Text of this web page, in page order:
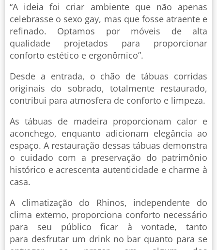
“A ideia foi criar ambiente que não apenas
celebrasse o sexo gay, mas que fosse atraente e
refinado. Optamos por móveis de alta
qualidade projetados para proporcionar
conforto estético e ergonômico”.
Desde a entrada, o chão de tábuas corridas
originais do sobrado, totalmente restaurado,
contribui para atmosfera de conforto e limpeza.
As tábuas de madeira proporcionam calor e
aconchego, enquanto adicionam elegância ao
espaço. A restauração dessas tábuas demonstra
o cuidado com a preservação do patrimônio
histórico e acrescenta autenticidade e charme à
casa.
A climatização do Rhinos, independente do
clima externo, proporciona conforto necessário
para seu público ficar à vontade, tanto
para desfrutar um drink no bar quanto para se